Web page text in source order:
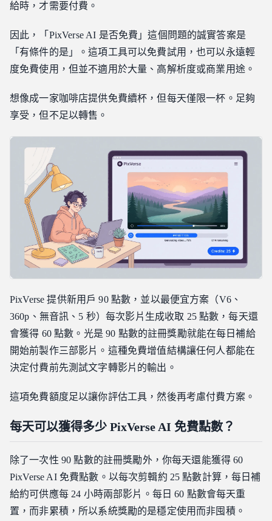
給時，才需要付費。
因此，「PixVerse AI 是否免費」這個問題的誠實答案是
「有條件的是」。這項工具可以免費試用，也可以永遠輕
度免費使用，但並不適用於大量、高解析度或商業用途。
想像成一家咖啡店提供免費續杯，但每天僅限一杯。足夠
享受，但不足以轉售。
PixVerse 提供新用戶 90 點數，並以最便宜方案（V6、
360p、無音訊、5 秒）每次影片生成收取 25 點數，每天還
會獲得 60 點數。光是 90 點數的註冊獎勵就能在每日補給
開始前製作三部影片。這種免費增值結構讓任何人都能在
決定付費前先測試文字轉影片的輸出。
這項免費額度足以讓你評估工具，然後再考慮付費方案。
每天可以獲得多少 PixVerse AI 免費點數？
除了一次性 90 點數的註冊獎勵外，你每天還能獲得 60
PixVerse AI 免費點數。以每次剪輯約 25 點數計算，每日補
給約可供應每 24 小時兩部影片。每日 60 點數會每天重
置，而非累積，所以系統獎勵的是穩定使用而非囤積。